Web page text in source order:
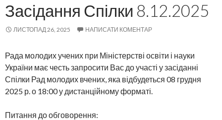
Засідання Спілки 8.12.2025
ЛИСТОПАД 26, 2025 НАПИСАТИ КОМЕНТАР
Рада молодих учених при Міністерстві освіти і науки
України має честь запросити Вас до участі у засіданні
Спілки Рад молодих вчених, яка відбудеться 08 грудня
2025 р. о 18:00 у дистанційному форматі.
Питання до обговорення: